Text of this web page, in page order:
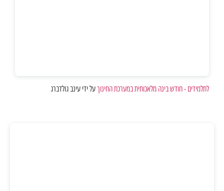
לתלמידים - חודש בינה מלאכותית במערכת החינוךעל ידי עינב גולדברג